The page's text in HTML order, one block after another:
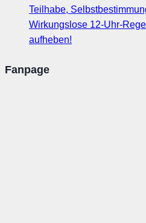
Teilhabe,
Wirkungslose 12-Uhr-
aufheben!
Fanpage